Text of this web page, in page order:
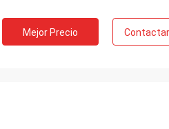
Mejor Precio